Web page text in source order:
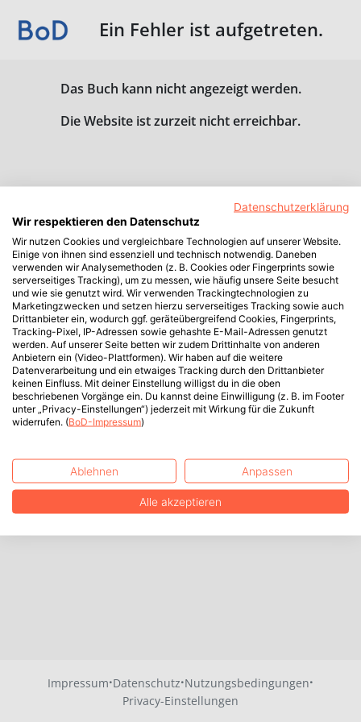
Ein Fehler ist aufgetreten.
Das Buch kann nicht angezeigt werden.
Die Website ist zurzeit nicht erreichbar.
Impressum·Datenschutz·Nutzungsbedingungen·
Privacy-Einstellungen
Datenschutzerklärung
Wir respektieren den Datenschutz
Wir nutzen Cookies und vergleichbare Technologien auf unserer Website.
Einige von ihnen sind essenziell und technisch notwendig. Daneben
verwenden wir Analysemethoden (z. B. Cookies oder Fingerprints sowie
serverseitiges Tracking), um zu messen, wie häufig unsere Seite besucht
und wie sie genutzt wird. Wir verwenden Trackingtechnologien zu
Marketingzwecken und setzen hierzu serverseitiges Tracking sowie auch
Drittanbieter ein, wodurch ggf. geräteübergreifend Cookies, Fingerprints,
Tracking-Pixel, IP-Adressen sowie gehashte E-Mail-Adressen genutzt
werden. Auf unserer Seite betten wir zudem Drittinhalte von anderen
Anbietern ein (Video-Plattformen). Wir haben auf die weitere
Datenverarbeitung und ein etwaiges Tracking durch den Drittanbieter
keinen Einfluss. Mit deiner Einstellung willigst du in die oben
beschriebenen Vorgänge ein. Du kannst deine Einwilligung (z. B. im Footer
unter „Privacy-Einstellungen“) jederzeit mit Wirkung für die Zukunft
widerrufen. (BoD-Impressum)
Ablehnen Anpassen
Alle akzeptieren